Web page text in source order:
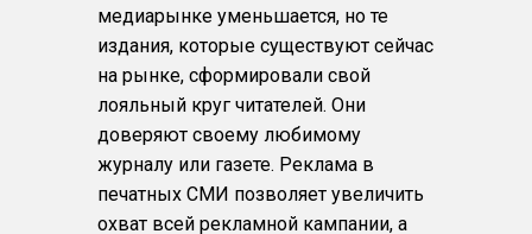
медиарынке уменьшается, но те
издания, которые существуют сейчас
на рынке, сформировали свой
лояльный круг читателей. Они
доверяют своему любимому
журналу или газете. Реклама в
печатных СМИ позволяет увеличить
охват всей рекламной кампании, а